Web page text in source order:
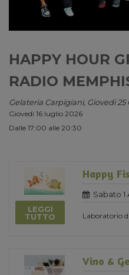
HAPPY HOUR
RADIO
Gelateria Carpigiani, Giovedi 25
Giovedì 16 luglio 2026
Dalle 17:00 alle 20:30
LEGGI
TUTTO
Happy
Sabato 1
Laboratorio
Vino &